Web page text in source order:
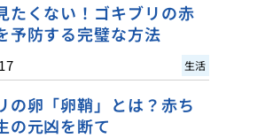
たくない！ゴキブリの赤
予防する完璧な方法
生活
の卵「卵鞘」とは？赤ち
の元凶を断て